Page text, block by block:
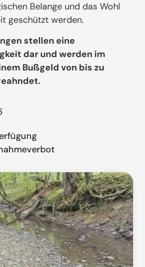
Belange und das Wohl
geschützt werden.
stellen eine
dar und werden im
Bußgeld von bis zu